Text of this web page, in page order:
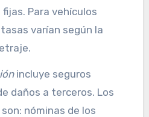
Para vehículos
varían según la
incluye seguros
daños a terceros. Los
nóminas de los